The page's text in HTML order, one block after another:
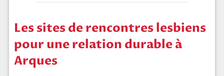
Les sites de rencontres lesbiens
pour une relation durable à
Arques